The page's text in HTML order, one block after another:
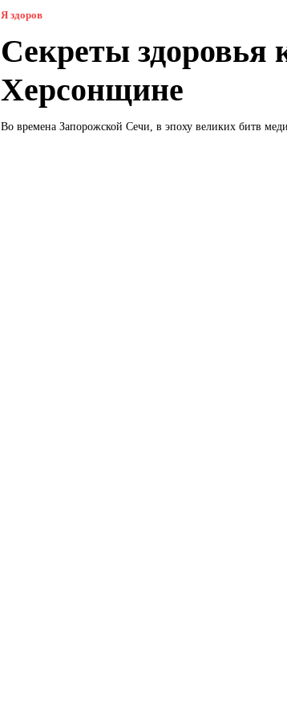
Я здоров
Секреты здоровья
Херсонщине
Во времена Запорожской Сечи, в эпоху великих битв